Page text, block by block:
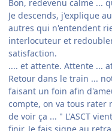
Bon, redevenu calme ...
Je descends, j'explique
autres qui n'entendent
interlocuteur et
satisfaction.
.... et attente. Attente ...
Retour dans le train ...
faisant un foin afin
compte, on va tous rater
de voir ça ... " L'ASCT
finir. Je fais signe au